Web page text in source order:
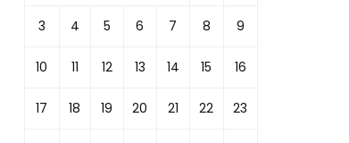
3 4 5 6 7 8 9
10 11 12 13 14 15 16
17 18 19 20 21 22 23